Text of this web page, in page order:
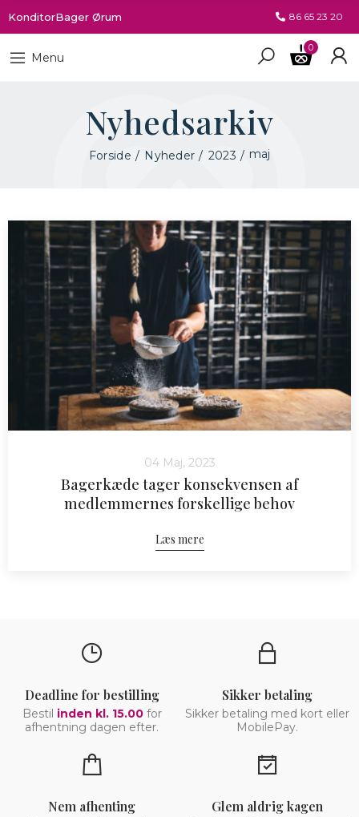
KonditorBager Ørum 86 65 23 20
Menu
0
Nyhedsarkiv
Forside Nyheder 2023 maj
04 Maj, 2023
Bagerkæde tager konsekvensen af
medlemmernes forskellige behov
Læs mere
Deadline for bestilling
Bestil inden kl. 15.00for
afhentning dagen efter.
Sikker betaling
Sikker betaling med kort eller
MobilePay.
Nem afhenting Glem aldrig kagen